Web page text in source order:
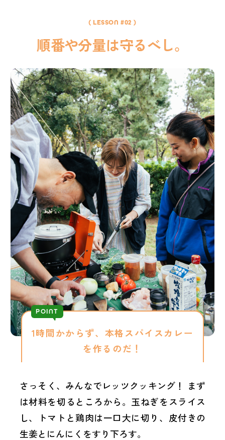
( LESSON #02 )
順番や分量は守るべし。
1時間かからず、本格スパイスカレー
を作るのだ！
POINT
さっそく、みんなでレッツクッキング！ まず
は材料を切るところから。玉ねぎをスライス
し、トマトと鶏肉は一口大に切り、皮付きの
生姜とにんにくをすり下ろす。